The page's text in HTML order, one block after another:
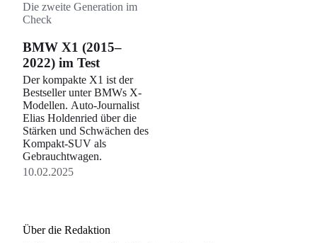
Die zweite Generation im
Check
BMW X1 (2015–
2022) im Test
Der kompakte X1 ist der
Bestseller unter BMWs X-
Modellen. Auto-Journalist
Elias Holdenried über die
Stärken und Schwächen des
Kompakt-SUV als
Gebrauchtwagen.
10.02.2025
Über die Redaktion